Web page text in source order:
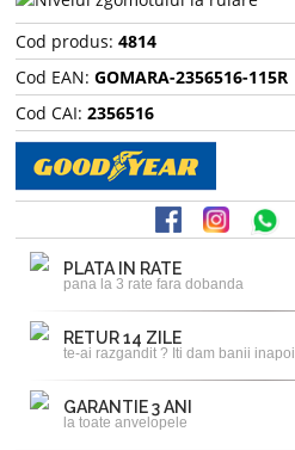
Cod produs: 4814
Cod EAN: GOMARA-2356516-115R
Cod CAI: 2356516
PLATA IN RATE
pana la 3 rate fara dobanda
RETUR 14 ZILE
te-ai razgandit ? Iti dam banii inapoi
GARANTIE 3 ANI
la toate anvelopele